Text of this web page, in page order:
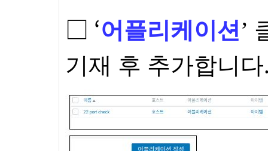
□ ‘어플리케이션’
기재 후 추가합니